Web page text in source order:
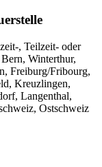
, Teilzeit- oder
Winterthur,
Freiburg/Fribourg,
Kreuzlingen,
Langenthal,
Ostschweiz